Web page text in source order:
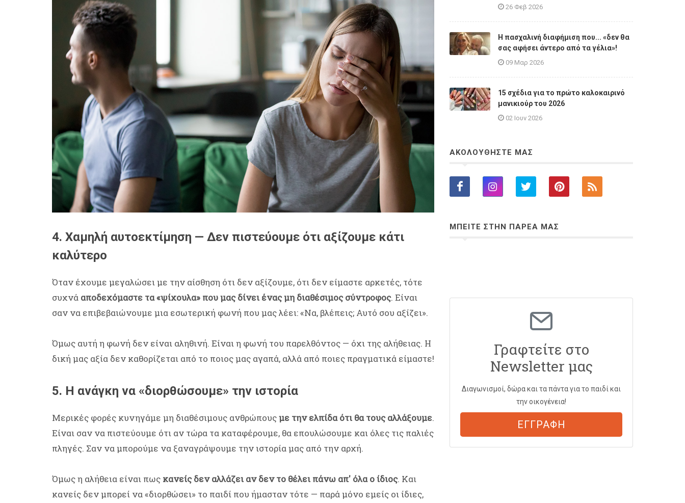
4. Χαμηλή αυτοεκτίμηση — Δεν πιστεύουμε ότι αξίζουμε κάτι
καλύτερο
Όταν έχουμε μεγαλώσει με την αίσθηση ότι δεν αξίζουμε, ότι δεν είμαστε αρκετές, τότε
συχνά αποδεχόμαστε τα «ψίχουλα» που μας δίνει ένας μη διαθέσιμος σύντροφος. Είναι
σαν να επιβεβαιώνουμε μια εσωτερική φωνή που μας λέει: «Να, βλέπεις; Αυτό σου αξίζει».
Όμως αυτή η φωνή δεν είναι αληθινή. Είναι η φωνή του παρελθόντος — όχι της αλήθειας. Η
δική μας αξία δεν καθορίζεται από το ποιος μας αγαπά, αλλά από ποιες πραγματικά είμαστε!
5. Η ανάγκη να «διορθώσουμε» την ιστορία
Μερικές φορές κυνηγάμε μη διαθέσιμους ανθρώπουςμε την ελπίδα ότι θα τους αλλάξουμε.
Είναι σαν να πιστεύουμε ότι αν τώρα τα καταφέρουμε, θα επουλώσουμε και όλες τις παλιές
πληγές. Σαν να μπορούμε να ξαναγράψουμε την ιστορία μας από την αρχή.
Όμως η αλήθεια είναι πως κανείς δεν αλλάζει αν δεν το θέλει πάνω απ' όλα ο ίδιος. Και
κανείς δεν μπορεί να «διορθώσει» το παιδί που ήμασταν τότε — παρά μόνο εμείς οι ίδιες,
26 Φεβ 2026
Η πασχαλινή διαφήμιση που... «δεν θα
σας αφήσει άντερο από τα γέλια»!
09 Μαρ 2026
15 σχέδια για το πρώτο καλοκαιρινό
μανικιούρ του 2026
02 Ιουν 2026
ΑΚΟΛΟΥΘΗΣΤΕ ΜΑΣ
ΜΠΕΙΤΕ ΣΤΗΝ ΠΑΡΕΑ ΜΑΣ
Γραφτείτε στο
Newsletter μας
Διαγωνισμοί, δώρα και τα πάντα για το παιδί και
την οικογένεια!
ΕΓΓΡΑΦΗ